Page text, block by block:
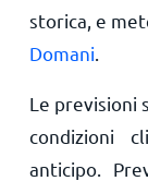
storica, e
Domani
Le previsioni
condizioni
anticipo.